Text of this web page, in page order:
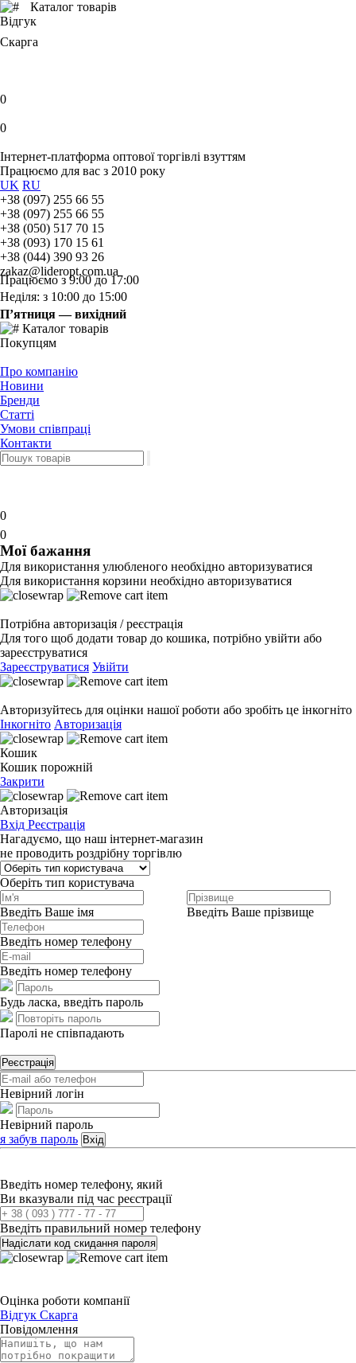
Каталог товарів
Відгук
Скарга
0
0
Інтернет-платформа оптової торгівлі взуттям
Працюємо для вас з 2010 року
UK RU
+38 (097) 255 66 55
+38 (097) 255 66 55
+38 (050) 517 70 15
+38 (093) 170 15 61
+38 (044) 390 93 26
zakaz@lideropt.com.ua
Працюємо з 9:00 до 17:00
Неділя: з 10:00 до 15:00
П’ятниця — вихідний
Каталог товарів
Покупцям
Про компанію
Новини
Бренди
Статті
Умови співпраці
Контакти
0
0
Мої бажання
Для використання улюбленого необхідно авторизуватися
Для використання корзини необхідно авторизуватися
Потрібна авторизація / реєстрація
Для того щоб додати товар до кошика, потрібно увійти або
зареєструватися
Зареєструватися Увійти
Авторизуйтесь для оцінки нашої роботи або зробіть це інкогніто
Інкогніто Авторизація
Кошик
Кошик порожній
Закрити
Авторизація
Вхід Реєстрація
Нагадуємо, що наш інтернет-магазин
не проводить роздрібну торгівлю
Оберіть тип користувача
Введіть Ваше імя Введіть Ваше прізвище
Введіть номер телефону
Введіть номер телефону
Будь ласка, введіть пароль
Паролі не співпадають
Реєстрація
Невірний логін
Невірний пароль
я забув пароль Вхід
Введіть номер телефону, який
Ви вказували під час реєстрації
Введіть правильний номер телефону
Надіслати код скидання пароля
Оцінка роботи компанії
Відгук Скарга
Повідомлення